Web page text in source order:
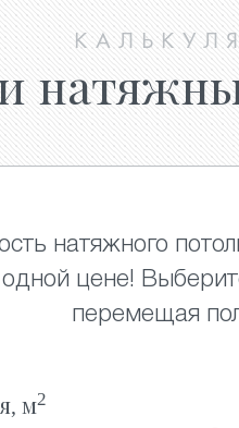
натяжного
цене!
перемещая
м2